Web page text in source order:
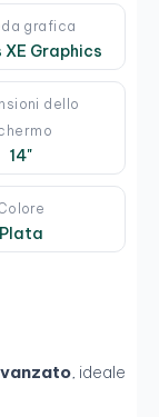
grafica
XE Graphics
dello
14"
Plata
, ideale